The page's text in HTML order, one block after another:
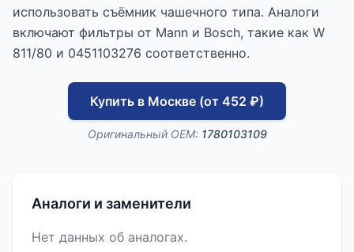
использовать съёмник чашечного типа. Аналоги
включают фильтры от Mann и Bosch, такие как W
811/80 и 0451103276 соответственно.
Купить в Москве (от 452 ₽)
Оригинальный OEM: 1780103109
Аналоги и заменители
Нет данных об аналогах.